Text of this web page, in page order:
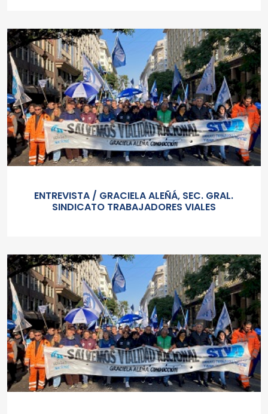
ENTREVISTA / GRACIELA ALEÑÁ, SEC. GRAL.
SINDICATO TRABAJADORES VIALES